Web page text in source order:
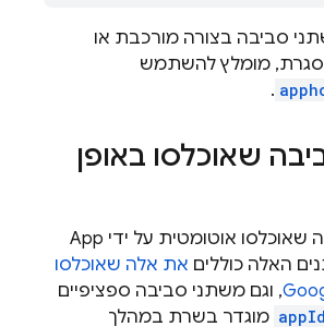
סביבה בצורה מורכבת או
מומלץ להשתמש
.
שאוכלסו באופן
שאוכלסו אוטומטית על ידי App
האלה כוללים את אלה שאוכלסו
, וגם משתני סביבה ספציפיים
appId מוגדר בשרת במהלך